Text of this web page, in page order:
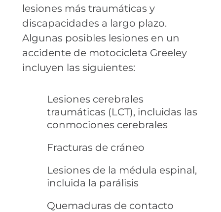
lesiones más traumáticas y
discapacidades a largo plazo.
Algunas posibles lesiones en un
accidente de motocicleta Greeley
incluyen las siguientes:
Lesiones cerebrales
traumáticas (LCT), incluidas las
conmociones cerebrales
Fracturas de cráneo
Lesiones de la médula espinal,
incluida la parálisis
Quemaduras de contacto